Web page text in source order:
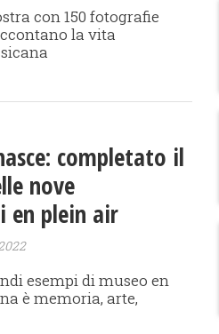
con 150 fotografie
la vita
completato il
nove
en plein air
esempi di museo en
è memoria, arte,